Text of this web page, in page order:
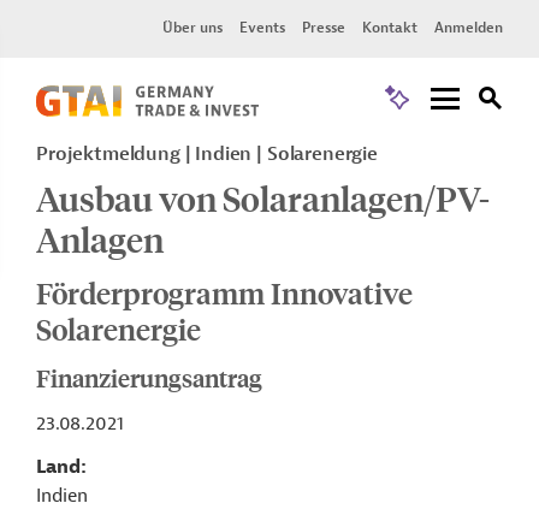
Über uns Events Presse Kontakt Anmelden
Projektmeldung Indien Solarenergie
Ausbau von Solaranlagen/PV-
Anlagen
Förderprogramm Innovative
Solarenergie
Finanzierungsantrag
23.08.2021
Land
Indien